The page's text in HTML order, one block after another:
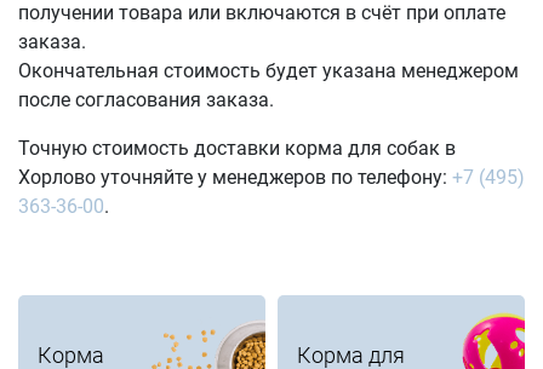
получении товара или включаются в счёт при оплате
заказа.
Окончательная стоимость будет указана менеджером
после согласования заказа.
Точную стоимость доставки корма для собак в
Хорлово уточняйте у менеджеров по телефону: +7 (495)
363-36-00.
Корма
Корма для